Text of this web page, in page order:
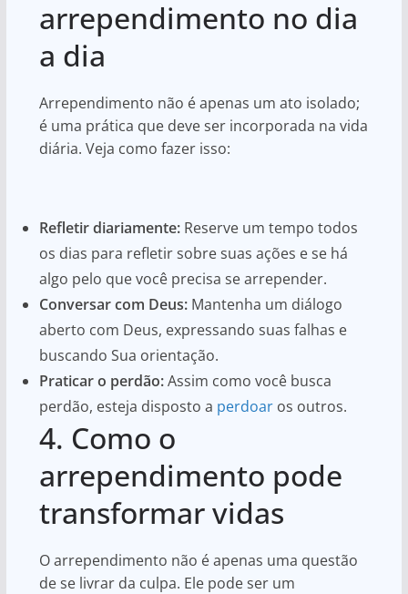
arrependimento no dia
a dia
Arrependimento não é apenas um ato isolado;
é uma prática que deve ser incorporada na vida
diária. Veja como fazer isso:
Refletir diariamente:Reserve um tempo todos
os dias para refletir sobre suas ações e se há
algo pelo que você precisa se arrepender.
Conversar com Deus:Mantenha um diálogo
aberto com Deus, expressando suas falhas e
buscando Sua orientação.
Praticar o perdão:Assim como você busca
perdão, esteja disposto a perdoaros outros.
4. Como o
arrependimento pode
transformar vidas
O arrependimento não é apenas uma questão
de se livrar da culpa. Ele pode ser um